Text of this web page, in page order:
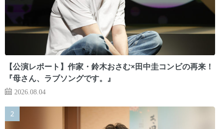
【公演レポート】作家・鈴木おさむ×田中圭コンビの再来！
『母さん、ラブソングです。』
2026.08.04